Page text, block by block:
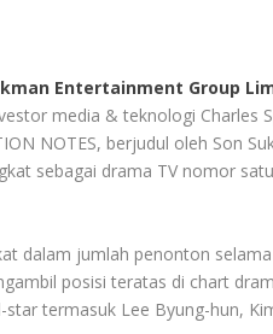
Entertainment Group
media & teknologi Charles
NOTES, berjudul oleh Son
sebagai drama TV nomor
dalam jumlah penonton
posisi teratas di chart
termasuk Lee Byung-hun,